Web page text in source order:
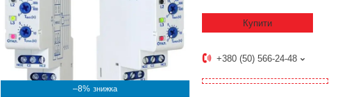
–8%
Купити
+380 (50) 566-24-48